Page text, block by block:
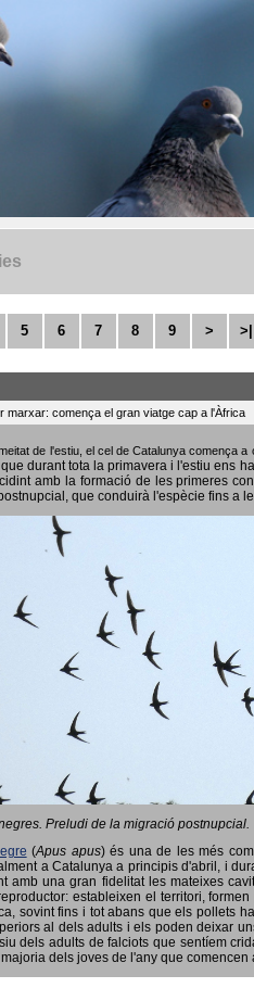
5 6 7 8 9 > >|
marxar: comença el gran viatge cap a l'Àfrica
de l'estiu, el cel de Catalunya comença
que durant tota la primavera i l'estiu ens
amb la formació de les primeres
que conduirà l'espècie fins a
Preludi de la migració postnupcial.
(Apus apus) és una de les més
a Catalunya a principis d'abril, i
amb una gran fidelitat les mateixes
estableixen el territori,
sovint fins i tot abans que els pollets
al dels adults i els poden deixar
dels adults de falciots que sentíem
dels joves de l'any que comencen